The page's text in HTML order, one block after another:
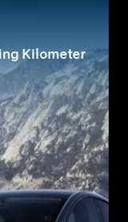
Kilometer